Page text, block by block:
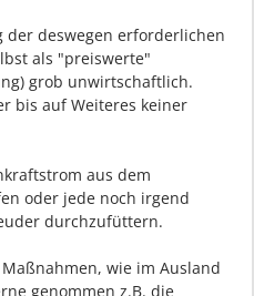
der deswegen erforderlichen
als "preiswerte"
grob unwirtschaftlich.
bis auf Weiteres keiner
aus dem
oder jede noch irgend
durchzufüttern.
wie im Ausland
genommen z.B. die